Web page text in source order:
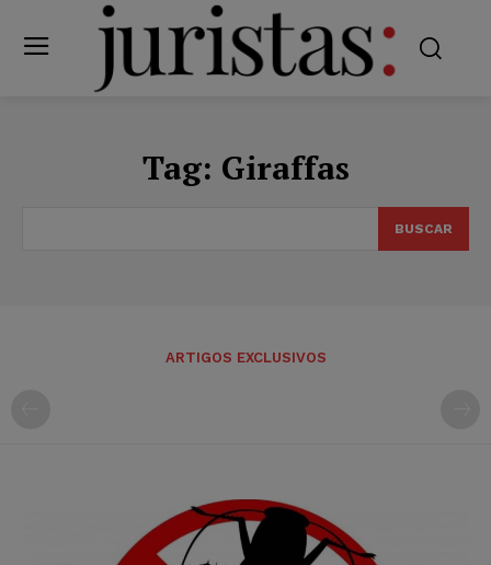
Tag: Giraffas
BUSCAR
ARTIGOS EXCLUSIVOS